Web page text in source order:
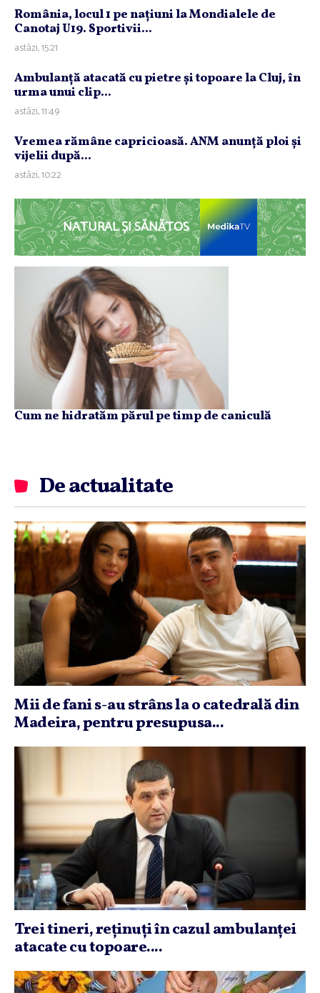
România, locul 1 pe naţiuni la Mondialele de
Canotaj U19. Sportivii...
astăzi, 15:21
Ambulanţă atacată cu pietre şi topoare la Cluj, în
urma unui clip...
astăzi, 11:49
Vremea rămâne capricioasă. ANM anunţă ploi şi
vijelii după...
astăzi, 10:22
NATURAL ȘI SĂNĂTOS
Cum ne hidratăm părul pe timp de caniculă
De actualitate
Mii de fani s-au strâns la o catedrală din
Madeira, pentru presupusa...
Trei tineri, reţinuţi în cazul ambulanţei
atacate cu topoare....